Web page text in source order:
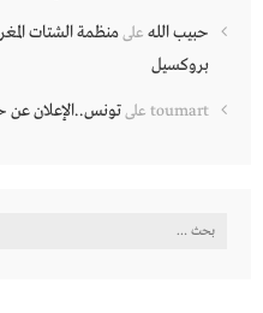
حبيب الله علىمنظمة الشتات
بروكسيل
toumart علىتونس..الإعلان عن
البحث